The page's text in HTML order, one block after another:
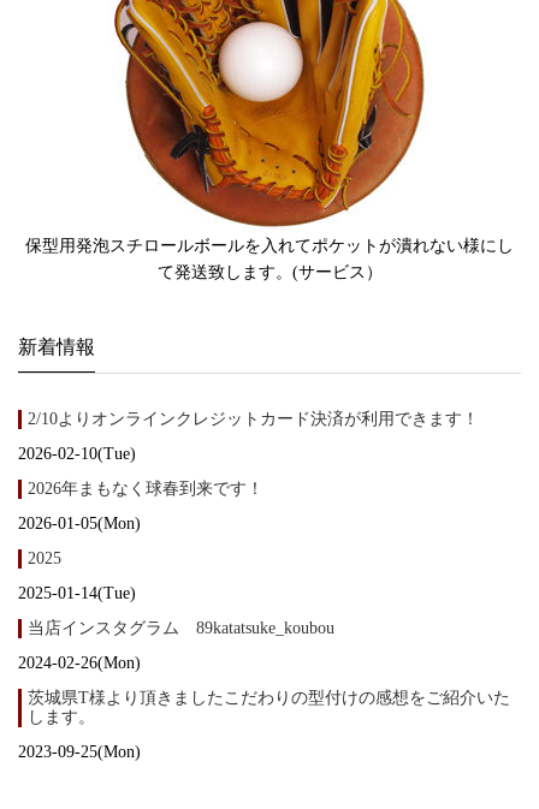
保型用発泡スチロールボールを入れてポケットが潰れない様にし
て発送致します。(サービス）
新着情報
2/10よりオンラインクレジットカード決済が利用できます！
2026-02-10(Tue)
2026年まもなく球春到来です！
2026-01-05(Mon)
2025
2025-01-14(Tue)
当店インスタグラム 89katatsuke_koubou
2024-02-26(Mon)
茨城県T様より頂きましたこだわりの型付けの感想をご紹介いた
します。
2023-09-25(Mon)